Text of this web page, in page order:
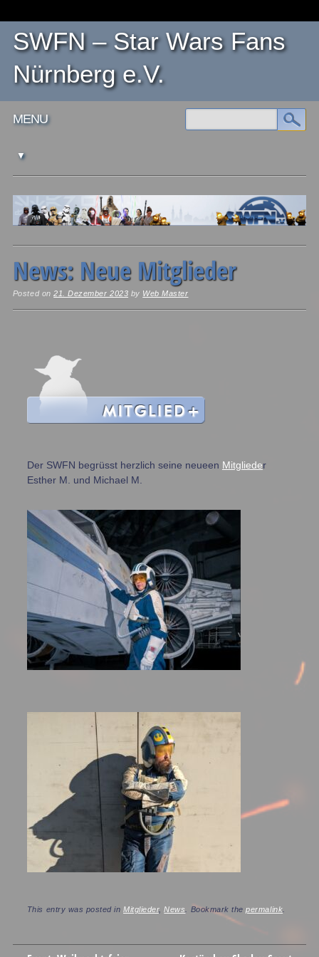
SWFN – Star Wars Fans
Nürnberg e.V.
Main menu
MENU
News: Neue Mitglieder
Posted on21. Dezember 2023 by Web Master
Der SWFN begrüsst herzlich seine neueen Mitglieder
Esther M. und Michael M.
This entry was posted inMitglieder,News . Bookmark thepermalink